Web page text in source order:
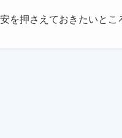
を押さえておきたいとこ